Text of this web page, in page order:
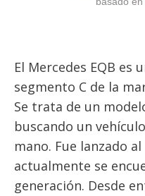
El Mercedes EQB
segmento C de la
Se trata de un
buscando un
mano. Fue lanzado
actualmente se
generación. Desde